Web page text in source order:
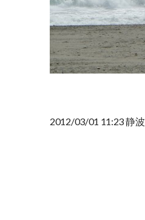
2012/03/01 11:23 静波